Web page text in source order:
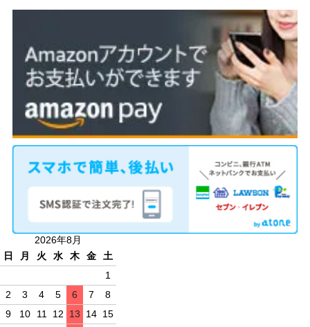
2026年8月
日
月 火 水 木 金
土
1
2
3 4 5 6 7
8
9
10 11 12 13 14 15